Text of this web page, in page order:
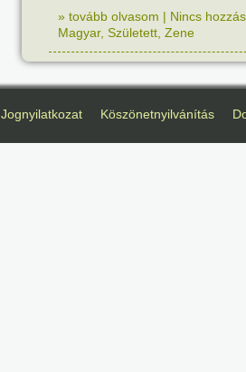
» tovább olvasom | Nincs
Magyar, Született Zene
Jognyilatkozat Köszönetnyilvánítás